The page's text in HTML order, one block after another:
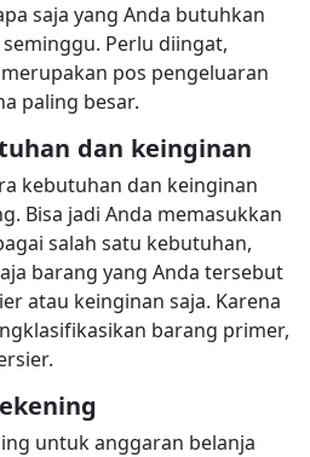
saja yang Anda butuhkan
Perlu diingat,
pos pengeluaran
paling besar.
dan keinginan
kebutuhan dan keinginan
Bisa jadi Anda memasukkan
salah satu kebutuhan,
barang yang Anda tersebut
atau keinginan saja. Karena
barang primer,
untuk anggaran belanja